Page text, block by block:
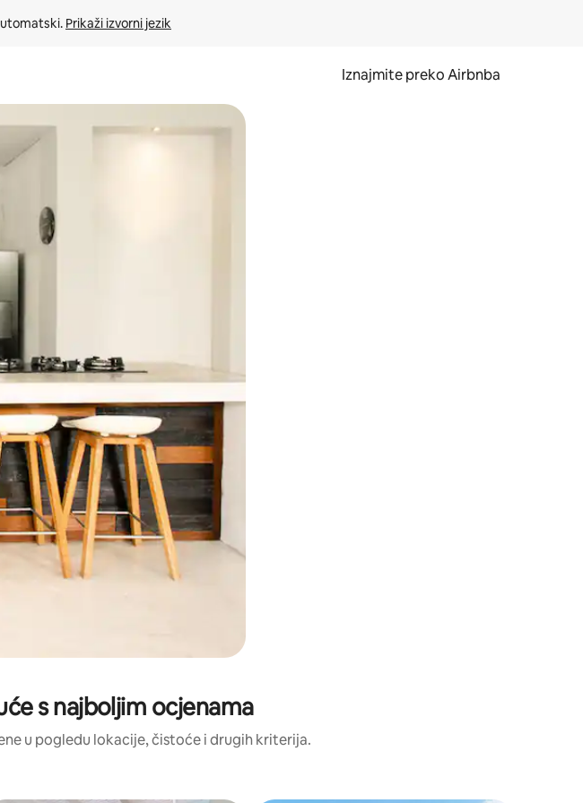
Prikaži izvorni jezik
Iznajmite preko Airbnba
dolje, kao i dodirom ili prelaskom prstom po zaslonu.
s najboljim ocjenama
u pogledu lokacije, čistoće i drugih kriterija.